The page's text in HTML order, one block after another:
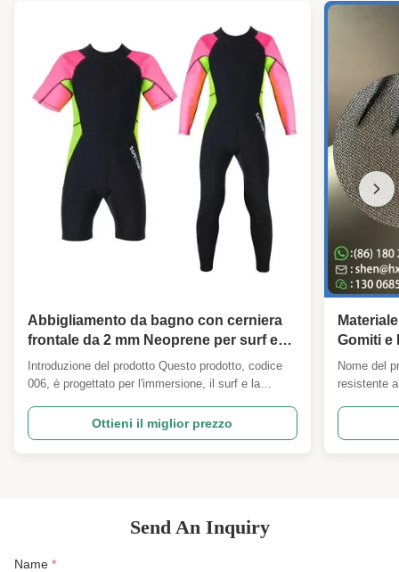
Abbigliamento da bagno con cerniera
frontale da 2 mm Neoprene per surf e
immersioni Funzionale di moda -
Custom OEM / ODM
Introduzione del prodotto Questo prodotto, codice
006, è progettato per l'immersione, il surf e la
interno di tessuto di nylon adatto alla pelle,
disponibile in diversi spessori per soddisfare
esigenze diverse. Attributi del prodotto Strato di ...
Ottieni il miglior prezzo
Gomiti e
Nome del
resistente
CR
ad alto
Send An Inquiry
Name *